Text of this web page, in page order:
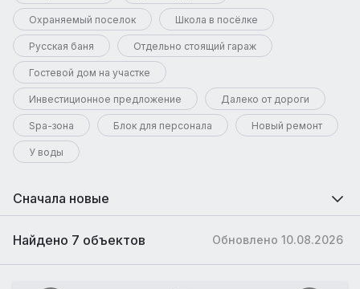
Охраняемый поселок Школа в посёлке
Русская баня Отдельно стоящий гараж
Гостевой дом на участке
Инвестиционное предложение Далеко от дороги
Spa-зона Блок для персонала Новый ремонт
У воды
Сначала новые
Обновлено 10.08.2026
Найдено 7 объектов